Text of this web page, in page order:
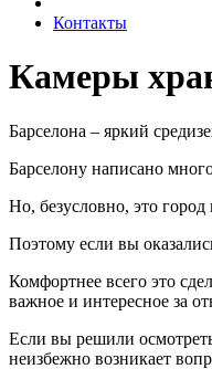
Контакты
Камеры
Барселона – яркий
Барселону написано
Но, безусловно, это
Поэтому если вы
Комфортнее всего это
важное и интересное за
Если вы решили
неизбежно возникает